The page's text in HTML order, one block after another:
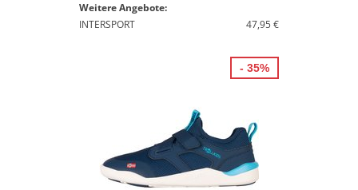
Weitere Angebote:
INTERSPORT
47,95 €
- 35%